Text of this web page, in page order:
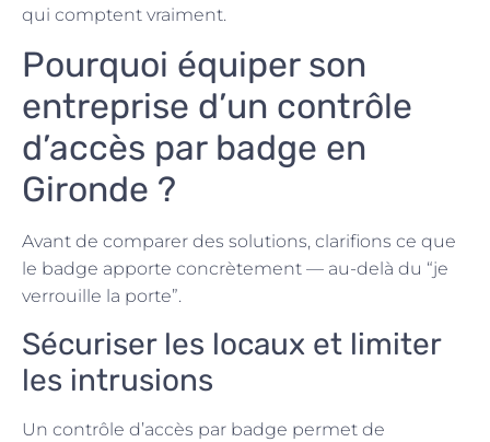
qui comptent vraiment.
Pourquoi équiper son
entreprise d’un contrôle
d’accès par badge en
Gironde ?
Avant de comparer des solutions, clarifions ce que
le badge apporte concrètement — au-delà du “je
verrouille la porte”.
Sécuriser les locaux et limiter
les intrusions
Un contrôle d’accès par badge permet de